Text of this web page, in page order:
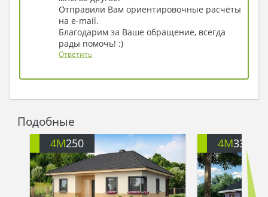
Отправили Вам ориентировочные расчёты
на e-mail.
Благодарим за Ваше обращение, всегда
рады помочь! :)
Ответить
Подобные
4M250 4M3317